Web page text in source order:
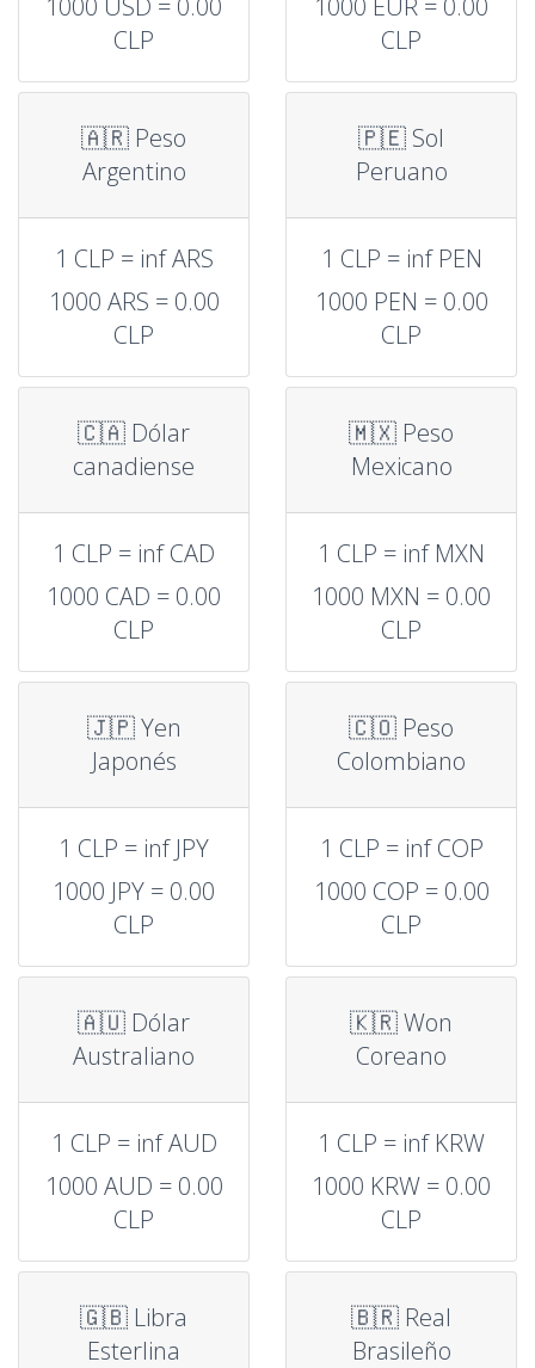
1000 USD = 0.00
CLP
1000 EUR = 0.00
CLP
🇦🇷 Peso
Argentino
1 CLP = inf ARS
1000 ARS = 0.00
CLP
🇵🇪 Sol
Peruano
1 CLP = inf PEN
1000 PEN = 0.00
CLP
🇨🇦 Dólar
canadiense
1 CLP = inf CAD
1000 CAD = 0.00
CLP
🇲🇽 Peso
Mexicano
1 CLP = inf MXN
1000 MXN = 0.00
CLP
🇯🇵 Yen
Japonés
1 CLP = inf JPY
1000 JPY = 0.00
CLP
🇨🇴 Peso
Colombiano
1 CLP = inf COP
1000 COP = 0.00
CLP
🇦🇺 Dólar
Australiano
1 CLP = inf AUD
1000 AUD = 0.00
CLP
🇰🇷 Won
Coreano
1 CLP = inf KRW
1000 KRW = 0.00
CLP
🇬🇧 Libra
Esterlina
🇧🇷 Real
Brasileño